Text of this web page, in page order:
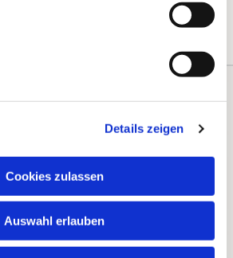
Details zeigen
Cookies zulassen
Auswahl erlauben